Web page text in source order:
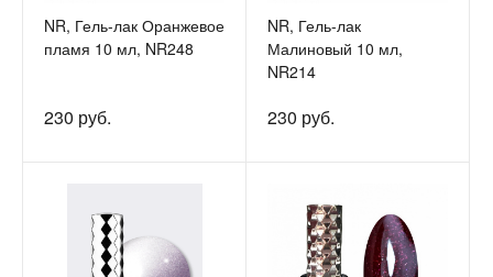
NR, Гель-лак Оранжевое
пламя 10 мл, NR248
230 руб.
NR, Гель-лак
Малиновый 10 мл,
NR214
230 руб.